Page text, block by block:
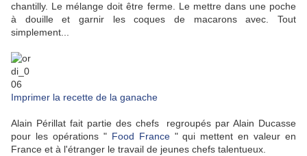
chantilly. Le mélange doit être ferme. Le mettre dans une poche
à douille et garnir les coques de macarons avec. Tout
simplement...
Imprimer la recette de la ganache
Alain Périllat fait partie des chefs regroupés par Alain Ducasse
pour les opérations " Food France " qui mettent en valeur en
France et à l'étranger le travail de jeunes chefs talentueux.